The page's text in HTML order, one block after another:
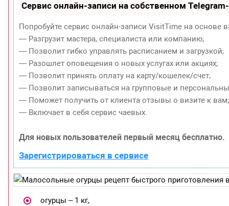
Сервис онлайн-записи на собственном
Попробуйте сервис онлайн-записи VisitTime на основе
— Разгрузит мастера, специалиста или компанию;
— Позволит гибко управлять расписанием и загрузкой;
— Разошлет оповещения о новых услугах или акциях;
— Позволит принять оплату на карту/кошелек/счет;
— Позволит записываться на групповые и
— Поможет получить от клиента отзывы о визите к вам;
— Включает в себя сервис чаевых.
Для новых пользователей первый месяц бесплатно.
Зарегистрироваться в сервисе
огурцы – 1 кг,